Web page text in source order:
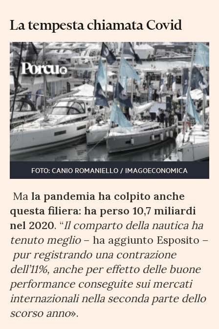
La tempesta chiamata Covid
FOTO: CANIO ROMANIELLO / IMAGOECONOMICA
Ma la pandemia ha colpito anche
questa filiera: ha perso 10,7 miliardi
nel 2020. “Il comparto della nautica ha
tenuto meglio– ha aggiunto Esposito –
pur registrando una contrazione
dell’11%, anche per effetto delle buone
performance conseguite sui mercati
internazionali nella seconda parte dello
scorso anno».